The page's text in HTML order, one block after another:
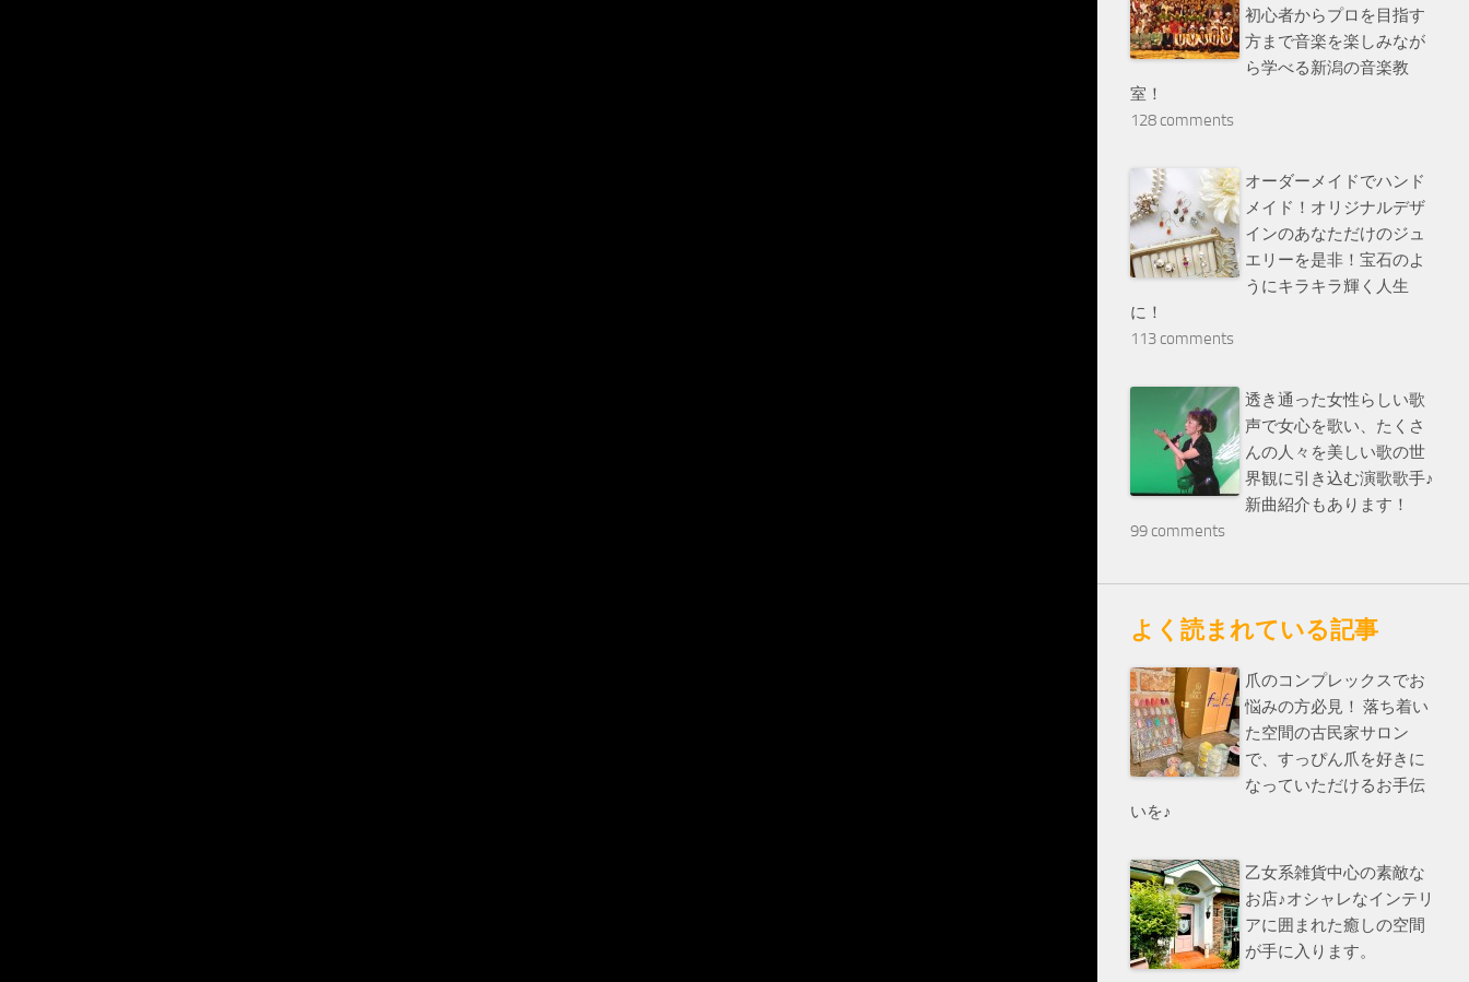
初心者からプロを目指す
方まで音楽を楽しみなが
ら学べる新潟の音楽教
室！
128 comments
オーダーメイドでハンド
メイド！オリジナルデザ
インのあなただけのジュ
エリーを是非！宝石のよ
うにキラキラ輝く人生
に！
113 comments
透き通った女性らしい歌
声で女心を歌い、たくさ
んの人々を美しい歌の世
界観に引き込む演歌歌手♪
新曲紹介もあります！
99 comments
よく読まれている記事
爪のコンプレックスでお
悩みの方必見！ 落ち着い
た空間の古民家サロン
で、すっぴん爪を好きに
なっていただけるお手伝
いを♪
乙女系雑貨中心の素敵な
お店♪オシャレなインテリ
アに囲まれた癒しの空間
が手に入ります。